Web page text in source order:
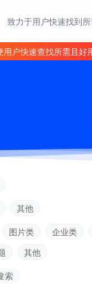
致力于用户快速找到
户快速查找所需且
其他
图片类 企业类
其他
索